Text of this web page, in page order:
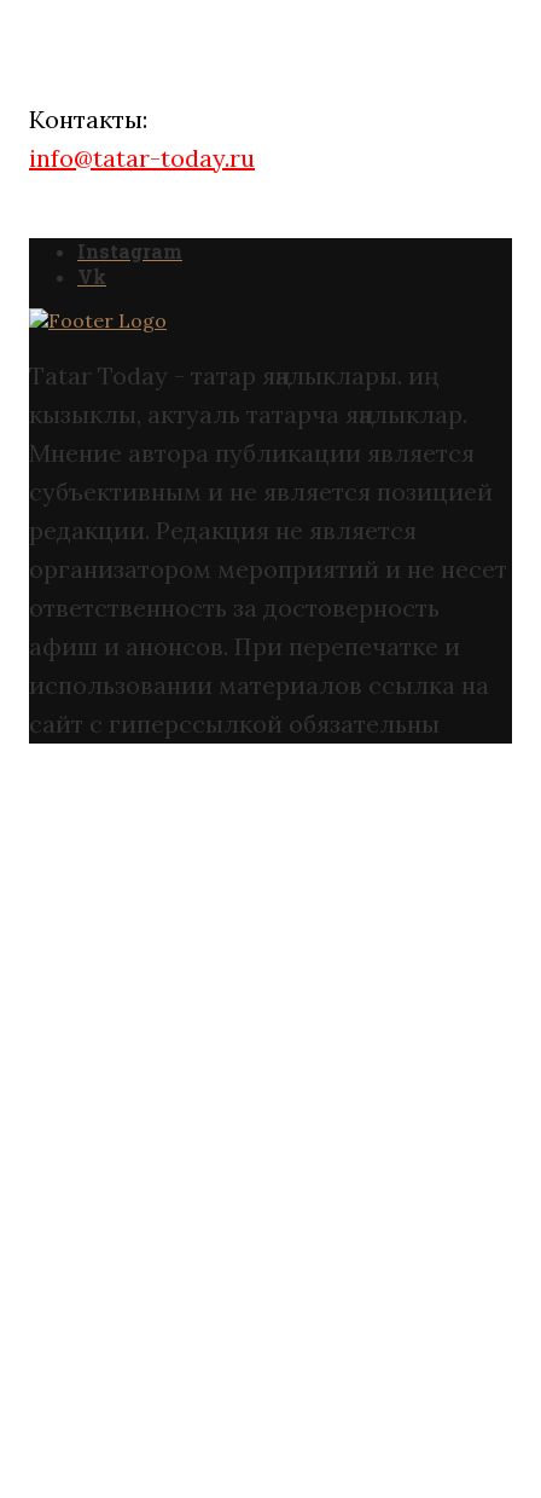
Контакты:
info@tatar-today.ru
Instagram
Vk
Tatar Today - татар яңалыклары. иң
кызыклы, актуаль татарча яңалыклар.
Мнение автора публикации является
субъективным и не является позицией
редакции. Редакция не является
организатором мероприятий и не несет
ответственность за достоверность
афиш и анонсов. При перепечатке и
использовании материалов ссылка на
сайт с гиперссылкой обязательны